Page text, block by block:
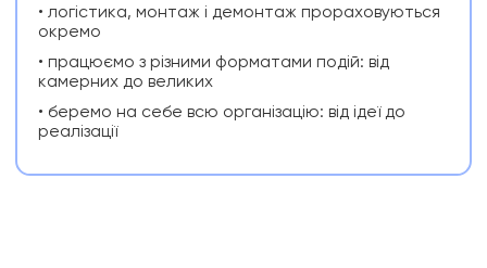
• логістика, монтаж і демонтаж прораховуються
окремо
• працюємо з різними форматами подій: від
камерних до великих
• беремо на себе всю організацію: від ідеї до
реалізації